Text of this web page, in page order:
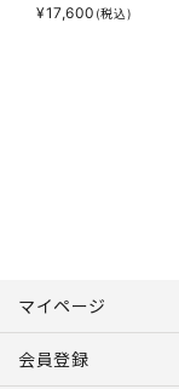
¥17,600 (税込)
マイページ
会員登録